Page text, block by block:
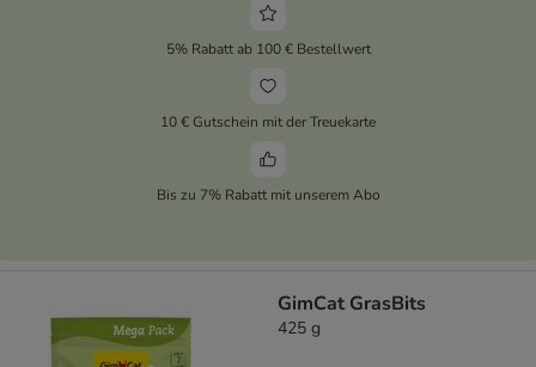
5% Rabatt ab 100 € Bestellwert
10 € Gutschein mit der Treuekarte
Bis zu 7% Rabatt mit unserem Abo
GimCat GrasBits
425 g